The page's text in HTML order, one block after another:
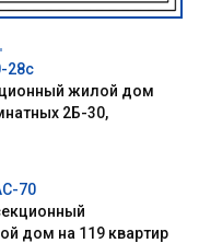
28с
жилой дом
2Б-30,
70
дом на 119 квартир